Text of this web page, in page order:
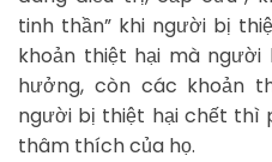
tinh thần” khi người bị
khoản thiệt hại mà
hưởng, còn các khoản
người bị thiệt hại chết thì
thâm thích của họ.